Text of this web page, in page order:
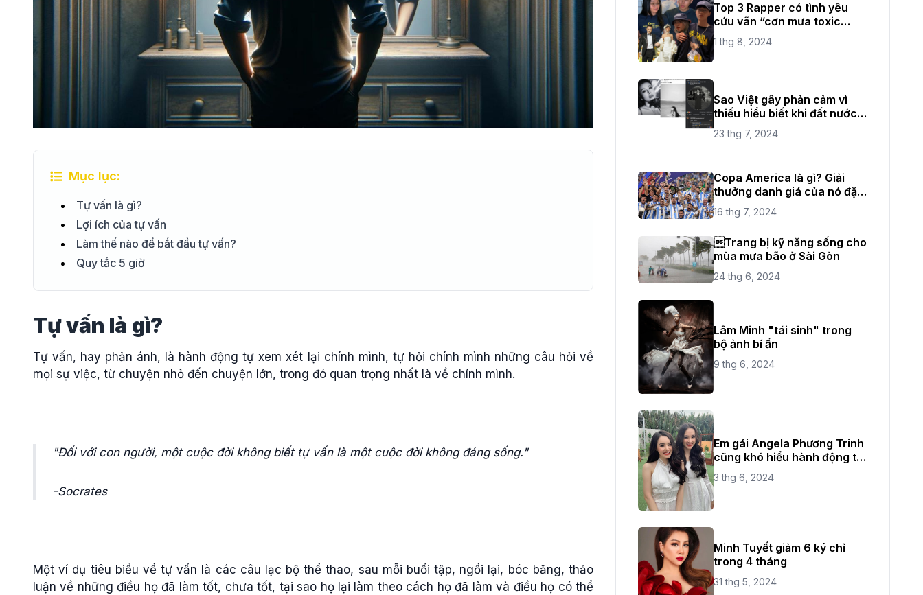
Mục lục:
Tự vấn là gì?
Lợi ích của tự vấn
Làm thế nào để bắt đầu tự vấn?
Quy tắc 5 giờ
Tự vấn là gì?
Tự vấn, hay phản ánh, là hành động tự xem xét lại chính mình, tự hỏi chính mình những câu hỏi về
mọi sự việc, từ chuyện nhỏ đến chuyện lớn, trong đó quan trọng nhất là về chính mình.
"Đối với con người, một cuộc đời không biết tự vấn là một cuộc đời không đáng sống."
-Socrates
Một ví dụ tiêu biểu về tự vấn là các câu lạc bộ thể thao, sau mỗi buổi tập, ngồi lại, bóc băng, thảo
luận về những điều họ đã làm tốt, chưa tốt, tại sao họ lại làm theo cách họ đã làm và điều họ có thể
Top 3 Rapper có tình yêu
cứu vãn “cơn mưa toxic
love" thời gian vừa qua
1 thg 8, 2024
Sao Việt gây phản cảm vì
thiếu hiểu biết khi đất nước
đang có quốc tang
23 thg 7, 2024
Copa America là gì? Giải
thưởng danh giá của nó đặc
biệt như thế nào?
16 thg 7, 2024
Trang bị kỹ năng sống cho
mùa mưa bão ở Sài Gòn
24 thg 6, 2024
Lâm Minh "tái sinh" trong
bộ ảnh bí ẩn
9 thg 6, 2024
Em gái Angela Phương Trinh
cũng khó hiểu hành động từ
chị ruột
3 thg 6, 2024
Minh Tuyết giảm 6 ký chỉ
trong 4 tháng
31 thg 5, 2024